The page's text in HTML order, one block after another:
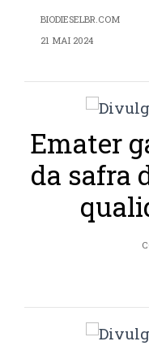
BIODIESELBR.COM
21 MAI 2024
Emater
da safra